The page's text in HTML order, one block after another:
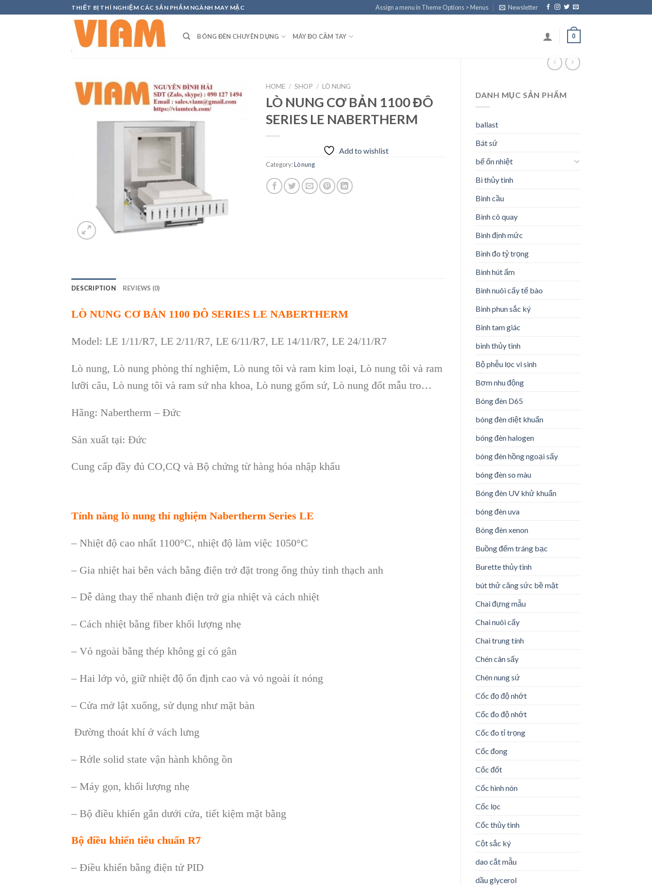
to
THIẾT BỊ THÍ NGHIỆM CÁC SẢN PHẨM NGÀNH MAY MẶC Assign a menu in Theme Options > Menus Newsletter
BÓNG ĐÈN CHUYÊN DỤNG MÁY ĐO CẦM TAY 0
DANH MỤC SẢN PHẨM
ballast
Bát sứ
bể ổn nhiệt
Bi thủy tinh
Bình cầu
Bình cô quay
Bình định mức
Bình đo tỷ trọng
Bình hút ẩm
Bình nuôi cấy tế bào
Bình phun sắc ký
Bình tam giác
bình thủy tinh
Bộ phễu lọc vi sinh
Bơm nhu động
Bóng đèn D65
bóng đèn diệt khuẩn
bóng đèn halogen
bóng đèn hồng ngoại sấy
bóng đèn so màu
Bóng đèn UV khử khuẩn
bóng đèn uva
Bóng đèn xenon
Buồng đếm tráng bạc
Burette thủy tinh
bút thử căng sức bề mặt
Chai đựng mẫu
Chai nuôi cấy
Chai trung tính
Chén cân sấy
Chén nung sứ
Cốc đọ độ nhớt
Cốc đo độ nhớt
Cốc đo tỉ trọng
Cốc đong
Cốc đốt
Cốc hình nón
Cốc lọc
Cốc thủy tinh
Cột sắc ký
dao cắt mẫu
dầu glycerol
HOME / SHOP / LÒ NUNG
LÒ NUNG CƠ BẢN 1100 ĐÔ
SERIES LE NABERTHERM
Add to wishlist
Category:Lò nung
DESCRIPTION REVIEWS (0)
LÒ NUNG CƠ BẢN 1100 ĐÔ SERIES LE NABERTHERM
Model: LE 1/11/R7, LE 2/11/R7, LE 6/11/R7, LE 14/11/R7, LE 24/11/R7
Lò nung, Lò nung phòng thí nghiệm, Lò nung tôi và ram kim loại, Lò nung tôi và ram
lưỡi câu, Lò nung tôi và ram sứ nha khoa, Lò nung gốm sứ, Lò nung đốt mẫu tro…
Hãng: Nabertherm – Đức
Sản xuất tại: Đức
Cung cấp đầy đủ CO,CQ và Bộ chứng từ hàng hóa nhập khẩu
Tính năng lò nung thí nghiệm Nabertherm Series LE
– Nhiệt độ cao nhất 1100°C, nhiệt độ làm việc 1050°C
– Gia nhiệt hai bên vách bằng điện trở đặt trong ống thủy tinh thạch anh
– Dễ dàng thay thế nhanh điện trở gia nhiệt và cách nhiệt
– Cách nhiệt bằng fiber khối lượng nhẹ
– Vỏ ngoài bằng thép không gỉ có gân
– Hai lớp vỏ, giữ nhiệt độ ổn định cao và vỏ ngoài ít nóng
– Cửa mở lật xuống, sử dụng như mặt bàn
Đường thoát khí ở vách lưng
– Rởle solid state vận hành không ồn
– Máy gọn, khối lượng nhẹ
– Bộ điều khiển gắn dưới cửa, tiết kiệm mặt bằng
Bộ điều khiển tiêu chuẩn R7
– Điều khiển bằng điện tử PID